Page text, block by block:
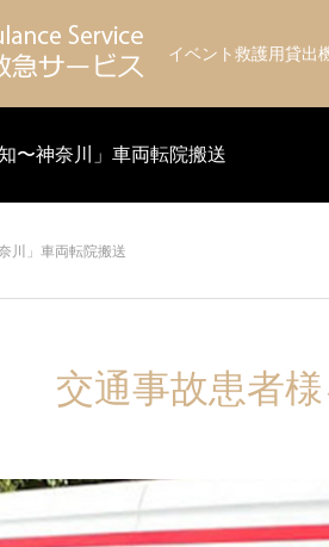
イベント救護用貸出
知〜神奈川」車両転院搬送
川」車両転院搬送
交通事故患者